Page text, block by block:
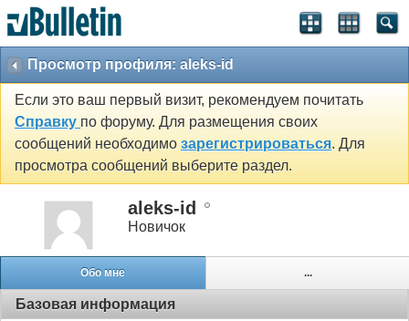
Просмотр профиля: aleks-id
Если это ваш первый визит, рекомендуем почитать
Справку по форуму. Для размещения своих
сообщений необходимо зарегистрироваться. Для
просмотра сообщений выберите раздел.
aleks-id
Новичок
Обо мне ...
Базовая информация